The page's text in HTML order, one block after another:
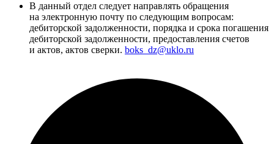
В данный отдел следует направлять обращения
на электронную почту по следующим вопросам:
дебиторской задолженности, порядка и срока погашения
дебиторской задолженности, предоставления счетов
и актов, актов сверки. boks_dz@uklo.ru